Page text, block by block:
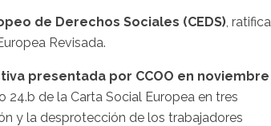
de Derechos Sociales (CEDS) , ratifica
Revisada.
presentada por CCOO en noviembre
24.b de la Carta Social Europea en tres
y la desprotección de los trabajadores